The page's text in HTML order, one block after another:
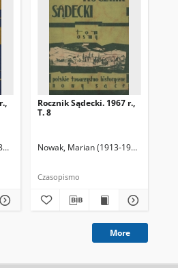
Redaktor Dziwik, Kazimierz (1931-1991).
Rocznik Sądecki. 1967 r.,
T. 8
Nowak, Marian (1913-1991).
Czasopismo
More